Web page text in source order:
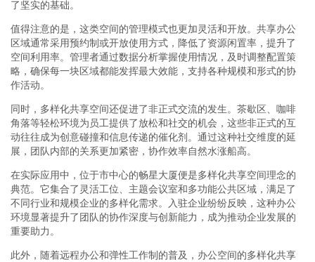
了坚实的基础。
值得注意的是，这类空间的管理模式也更加灵活和开放。共享办公
区域通常采用预约制或开放使用方式，降低了资源闲置率，提升了
空间利用率。管理者通过数据分析掌握使用情况，及时调整配置策
略，确保每一块区域都能发挥最大效能，支持各种规模和形式的协
作活动。
同时，多样化共享空间还促进了非正式交流的发生。茶歇区、咖啡
角落等轻松环境为员工提供了放松和社交的机会，这些非正式的互
动往往成为创意碰撞和信息传递的催化剂。通过这种社交维度的延
展，团队内部的关系更加紧密，协作效率自然水涨船高。
在实际应用中，位于市中心的畅星大厦便是多样化共享空间理念的
典范。它集合了灵活工位、主题会议室和多功能公共区域，满足了
不同行业和规模企业的多样化需求。入驻企业纷纷反映，这种办公
环境显著提升了团队的协作深度与创新能力，成为推动企业发展的
重要助力。
此外，随着远程办公和弹性工作制的普及，办公空间的多样化共享